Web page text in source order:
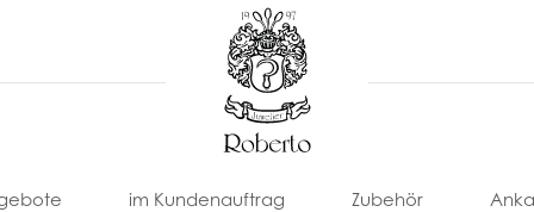
im Kundenauftrag Zubehör